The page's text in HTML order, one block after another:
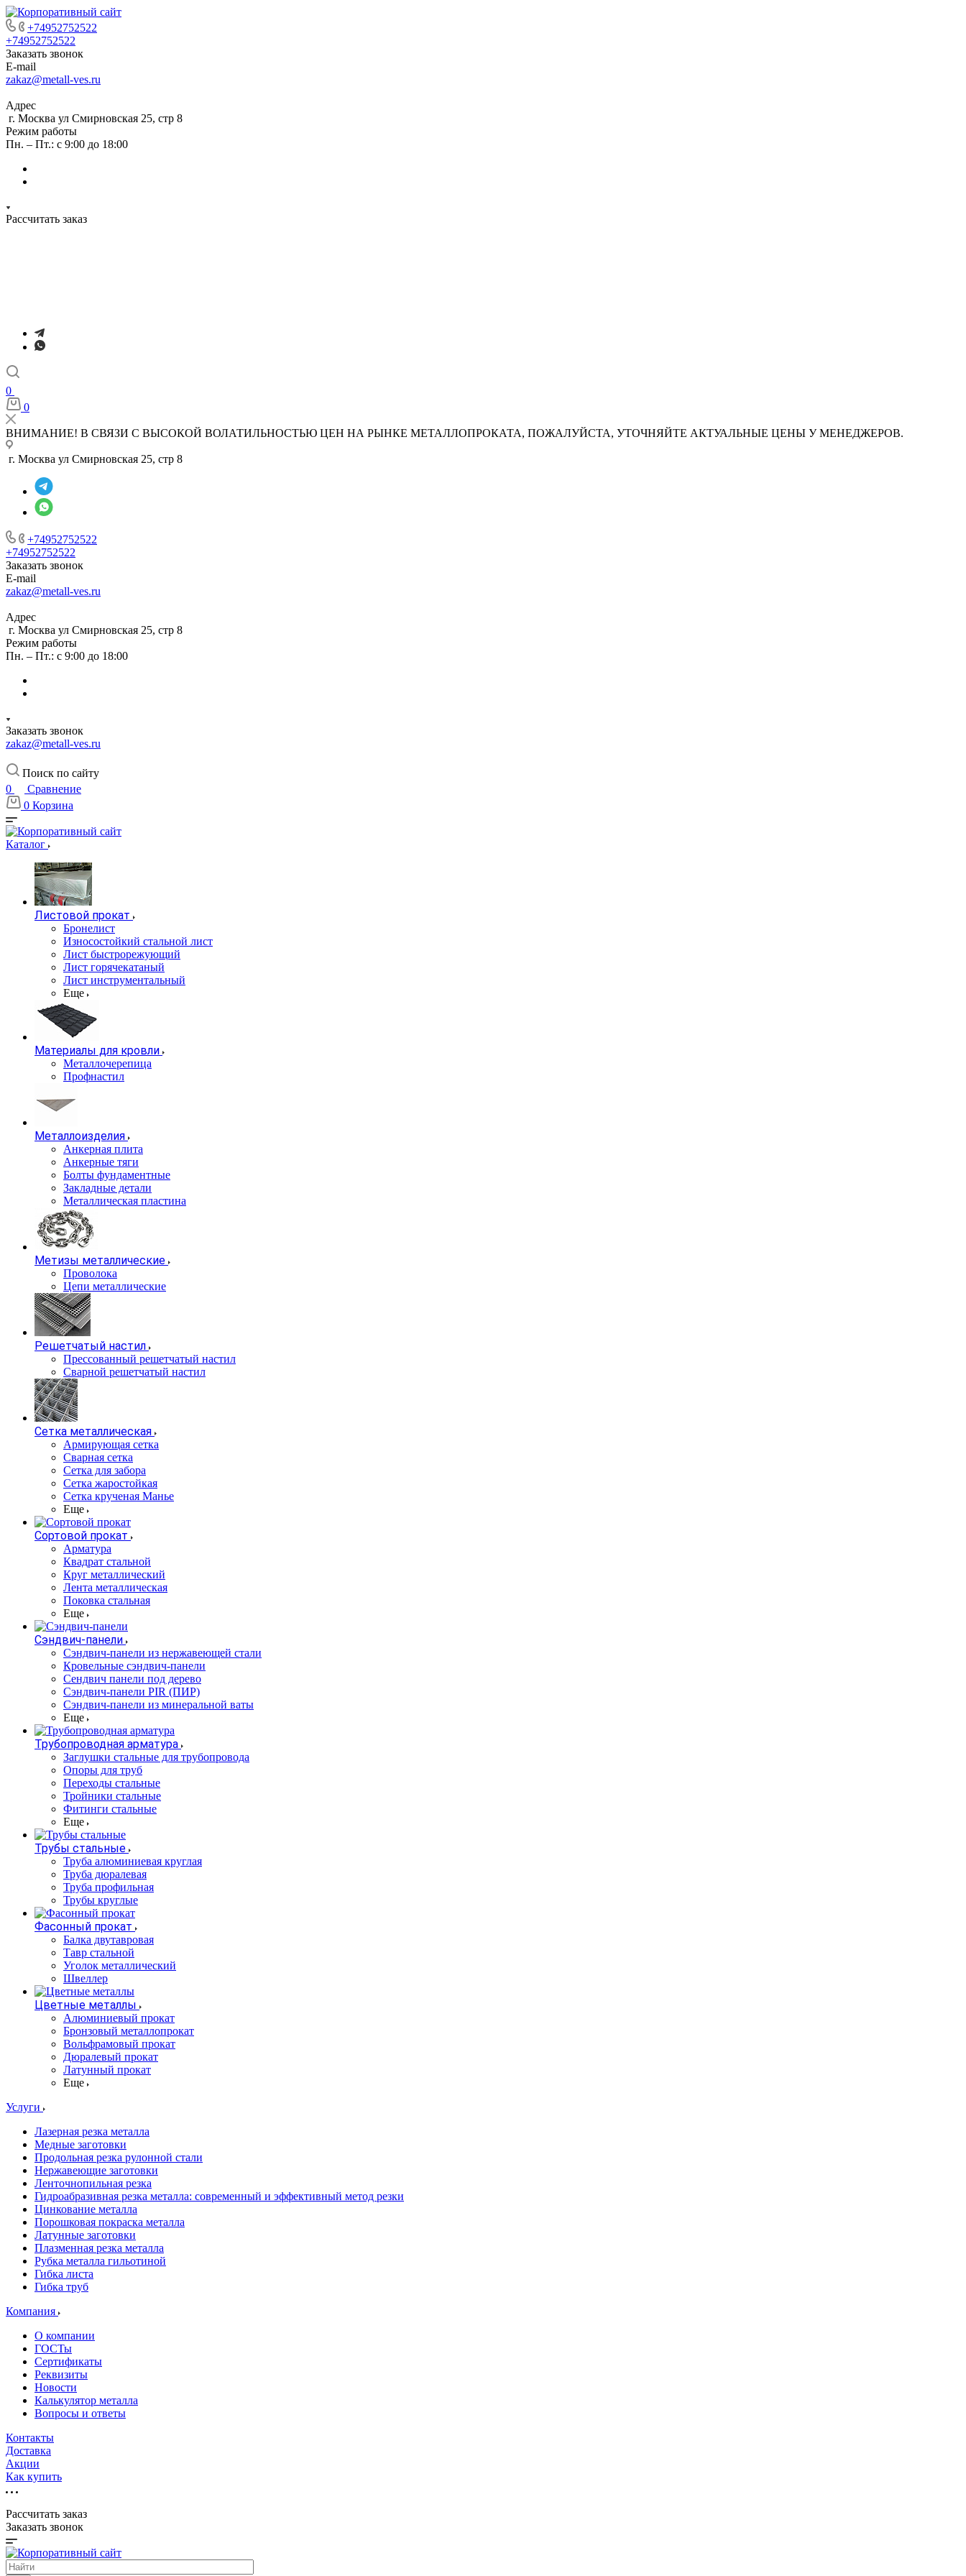
+74952752522
+74952752522
Заказать звонок
E-mail
zakaz@metall-ves.ru
Адрес
г. Москва ул Смирновская 25, стр 8
Режим работы
Пн. – Пт.: с 9:00 до 18:00
Рассчитать заказ
0
0
ВНИМАНИЕ! В СВЯЗИ С ВЫСОКОЙ ВОЛАТИЛЬНОСТЬЮ ЦЕН НА РЫНКЕ МЕТАЛЛОПРОКАТА, ПОЖАЛУЙСТА, УТОЧНЯЙТЕ АКТУАЛЬНЫЕ ЦЕНЫ У МЕНЕДЖЕРОВ.
г. Москва ул Смирновская 25, стр 8
+74952752522
+74952752522
Заказать звонок
E-mail
zakaz@metall-ves.ru
Адрес
г. Москва ул Смирновская 25, стр 8
Режим работы
Пн. – Пт.: с 9:00 до 18:00
Заказать звонок
zakaz@metall-ves.ru
Поиск по сайту
0
Сравнение
0 Корзина
Каталог
Листовой прокат
Бронелист
Износостойкий стальной лист
Лист быстрорежующий
Лист горячекатаный
Лист инструментальный
Еще
Материалы для кровли
Металлочерепица
Профнастил
Металлоизделия
Анкерная плита
Анкерные тяги
Болты фундаментные
Закладные детали
Металлическая пластина
Метизы металлические
Проволока
Цепи металлические
Решетчатый настил
Прессованный решетчатый настил
Сварной решетчатый настил
Сетка металлическая
Армирующая сетка
Сварная сетка
Сетка для забора
Сетка жаростойкая
Сетка крученая Манье
Еще
Сортовой прокат
Арматура
Квадрат стальной
Круг металлический
Лента металлическая
Поковка стальная
Еще
Сэндвич-панели
Cэндвич-панели из нержавеющей стали
Кровельные сэндвич-панели
Сендвич панели под дерево
Сэндвич-панели PIR (ПИР)
Сэндвич-панели из минеральной ваты
Еще
Трубопроводная арматура
Заглушки стальные для трубопровода
Опоры для труб
Переходы стальные
Тройники стальные
Фитинги стальные
Еще
Трубы стальные
Труба алюминиевая круглая
Труба дюралевая
Труба профильная
Трубы круглые
Фасонный прокат
Балка двутавровая
Тавр стальной
Уголок металлический
Швеллер
Цветные металлы
Алюминиевый прокат
Бронзовый металлопрокат
Вольфрамовый прокат
Дюралевый прокат
Латунный прокат
Еще
Услуги
Лазерная резка металла
Медные заготовки
Продольная резка рулонной стали
Нержавеющие заготовки
Ленточнопильная резка
Гидроабразивная резка металла: современный и эффективный метод резки
Цинкование металла
Порошковая покраска металла
Латунные заготовки
Плазменная резка металла
Рубка металла гильотиной
Гибка листа
Гибка труб
Компания
О компании
ГОСТы
Сертификаты
Реквизиты
Новости
Калькулятор металла
Вопросы и ответы
Контакты
Доставка
Акции
Как купить
Рассчитать заказ
Заказать звонок